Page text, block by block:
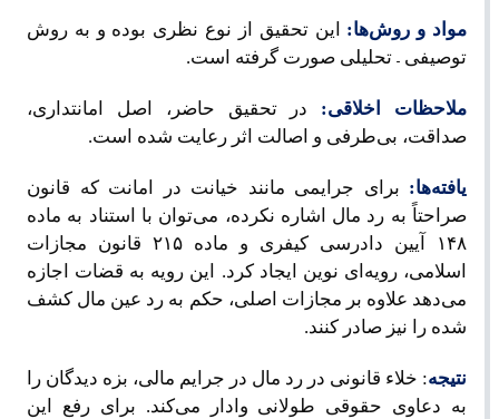
مواد و روشها:
این تحقیق از نوع نظری بوده و به روش
توصیفی – تحلیلی صورت گرفته است.
ملاحظات اخلاقی:
در تحقیق حاضر، اصل امانتداری،
صداقت، بیطرفی و اصالت اثر رعایت شده است.
یافتهها: برای جرایمی مانند خیانت در امانت که قانون
صراحتاً به رد مال اشاره نکرده، می‌توان با استناد به ماده
۱۴۸ آیین دادرسی کیفری و ماده ۲۱۵ قانون مجازات
اسلامی، رویه‌ای نوین ایجاد کرد. این رویه به قضات اجازه
می‌دهد علاوه بر مجازات اصلی، حکم به رد عین مال کشف
‌شده را نیز صادر کنند.
نتیجه: خلاء قانونی در رد مال در جرایم مالی، بزه دیدگان را
به دعاوی حقوقی طولانی وادار می‌کند. برای رفع این